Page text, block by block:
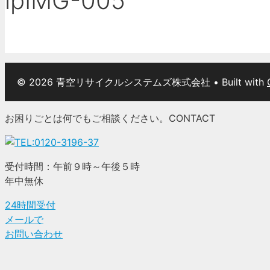
© 2026 青空リサイクルシステムズ株式会社 • Built with
お困りごとは何でもご相談ください。 CONTACT
受付時間：午前９時～午後５時
年中無休
24時間受付
メールで
お問い合わせ